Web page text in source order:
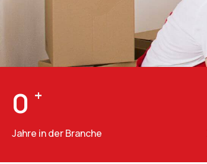
0 +
Jahre in der Branche